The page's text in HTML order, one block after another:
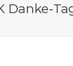
Danke-